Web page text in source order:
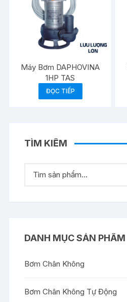
Máy Bơm DAPHOVINA
1HP TAS
ĐỌC TIẾP
TÌM KIẾM
DANH MỤC SẢN PHẨM
Bơm Chân Không
Bơm Chân Không Tự Động